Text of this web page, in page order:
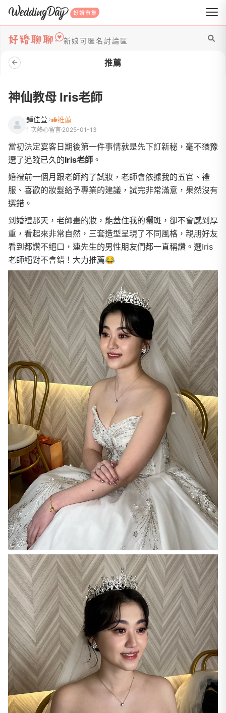
WeddingDay 好婚市集
新娘可匿名討論區
推薦
神仙教母 Iris老師
鍾佳萱 推薦
1 次熱心留言 2025-01-13
當初決定宴客日期後第一件事情就是先下訂新秘，毫不猶豫
選了追蹤已久的Iris老師 。
婚禮前一個月跟老師約了試妝，老師會依據我的五官、禮
服、喜歡的妝髮給予專業的建議，試完非常滿意，果然沒有
選錯。
到婚禮那天，老師畫的妝，能蓋住我的曬斑，卻不會感到厚
重，看起來非常自然，三套造型呈現了不同風格，親朋好友
看到都讚不絕口，連先生的男性朋友們都一直稱讚。選Iris
老師絕對不會錯！大力推薦😂